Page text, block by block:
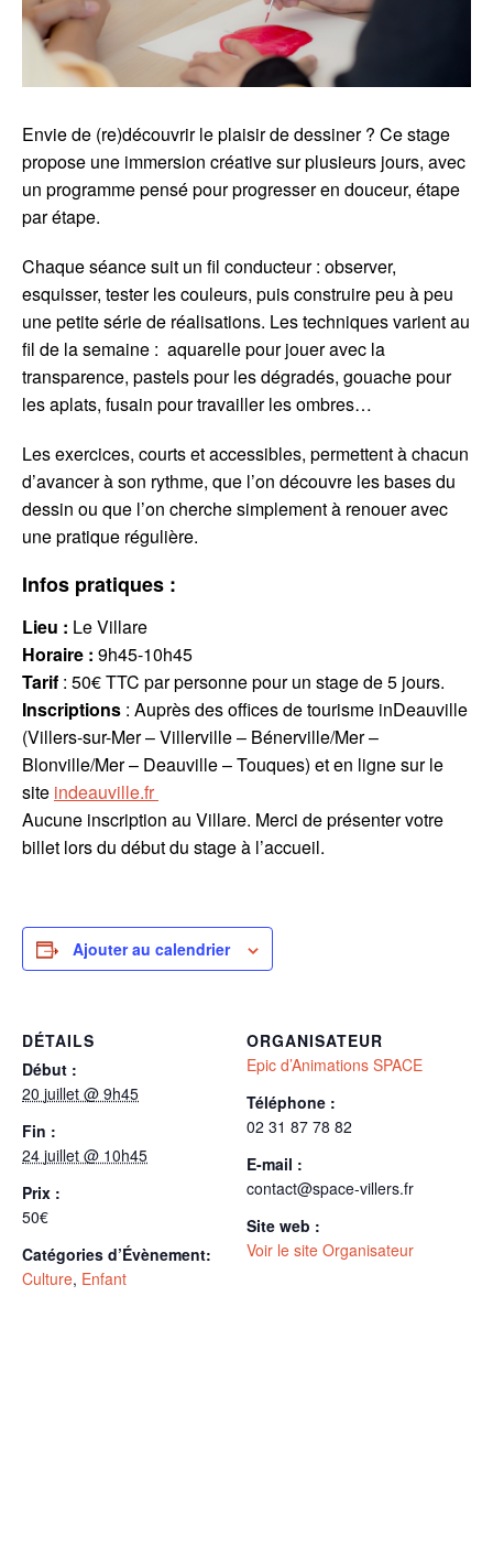
Envie de (re)découvrir le plaisir de dessiner ? Ce stage
propose une immersion créative sur plusieurs jours, avec
un programme pensé pour progresser en douceur, étape
par étape.
Chaque séance suit un fil conducteur : observer,
esquisser, tester les couleurs, puis construire peu à peu
une petite série de réalisations. Les techniques varient au
fil de la semaine : aquarelle pour jouer avec la
transparence, pastels pour les dégradés, gouache pour
les aplats, fusain pour travailler les ombres…
Les exercices, courts et accessibles, permettent à chacun
d’avancer à son rythme, que l’on découvre les bases du
dessin ou que l’on cherche simplement à renouer avec
une pratique régulière.
Infos pratiques :
Lieu : Le Villare
Horaire : 9h45-10h45
Tarif : 50€ TTC par personne pour un stage de 5 jours.
Inscriptions : Auprès des offices de tourisme inDeauville
(Villers-sur-Mer – Villerville – Bénerville/Mer –
Blonville/Mer – Deauville – Touques) et en ligne sur le
site indeauville.fr
Aucune inscription au Villare. Merci de présenter votre
billet lors du début du stage à l’accueil.
Ajouter au calendrier
DÉTAILS
Début :
20 juillet @ 9h45
Fin :
24 juillet @ 10h45
Prix :
50€
Catégories d’Évènement:
Culture, Enfant
ORGANISATEUR
Epic d’Animations SPACE
Téléphone :
02 31 87 78 82
E-mail :
contact@space-villers.fr
Site web :
Voir le site Organisateur